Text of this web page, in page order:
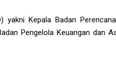
yakni Kepala Badan
Pengelola Keuangan dan